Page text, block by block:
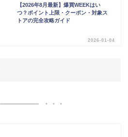
【2026年8月最新】爆買WEEKはい
つ？ポイント上限・クーポン・対象ス
トアの完全攻略ガイド
2026-01-04